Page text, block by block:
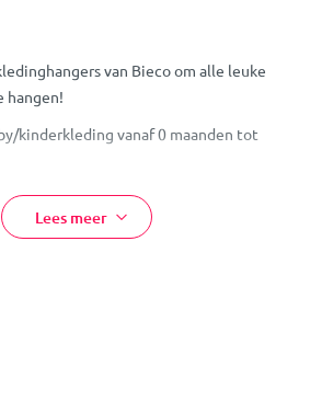
van Bieco om alle leuke
hangen!
kinderkleding vanaf 0 maanden tot
Lees meer